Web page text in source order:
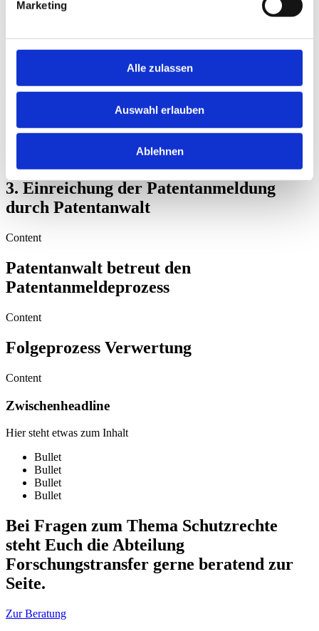
Marketing
Alle zulassen
Auswahl erlauben
Ablehnen
1. Termin mit Patentanwalt
Erfinder besprechen mit Patentanwalt die Erfindung, Stand der
Technik etc. und Fokus der Patentansprüche.
2. Ausarbeitung der Patentanmeldung
3. Einreichung der Patentanmeldung
durch Patentanwalt
Content
Patentanwalt betreut den
Patentanmeldeprozess
Content
Folgeprozess Verwertung
Content
Zwischenheadline
Hier steht etwas zum Inhalt
Bullet
Bullet
Bullet
Bullet
Bei Fragen zum Thema Schutzrechte
steht Euch die Abteilung
Forschungstransfer gerne beratend zur
Seite.
Zur Beratung